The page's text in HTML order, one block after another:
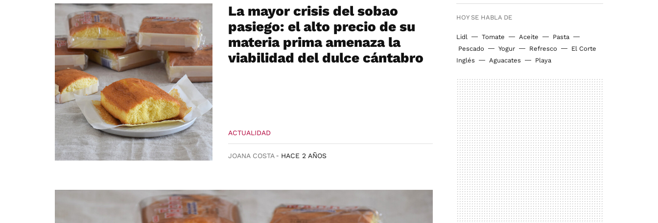
HOY SE HABLA DE
Lidl Tomate Aceite
Pasta
Pescado
Yogur Refresco
El Corte
Inglés
Aguacates Playa
La mayor crisis del sobao
pasiego: el alto precio de su
materia prima amenaza la
viabilidad del dulce cántabro
ACTUALIDAD
JOANA COSTA HACE 2 AÑOS